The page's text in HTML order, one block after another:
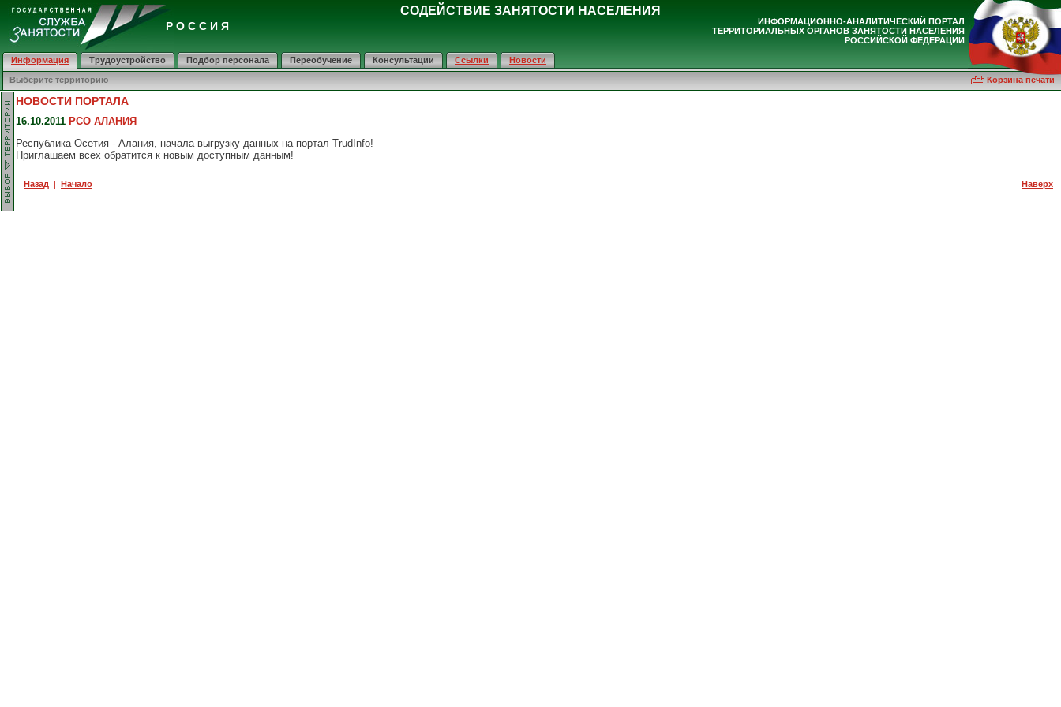
Информация Трудоустройство Подбор персонала Переобучение Консультации Ссылки Новости
Выберите территорию Корзина печати
СОДЕЙСТВИЕ ЗАНЯТОСТИ НАСЕЛЕНИЯ
Р О С С И Я
ИНФОРМАЦИОННО-АНАЛИТИЧЕСКИЙ ПОРТАЛ
ТЕРРИТОРИАЛЬНЫХ ОРГАНОВ ЗАНЯТОСТИ НАСЕЛЕНИЯ
РОССИЙСКОЙ ФЕДЕРАЦИИ
НОВОСТИ ПОРТАЛА
16.10.2011 РСО АЛАНИЯ
Республика Осетия - Алания, начала выгрузку данных на портал TrudInfo!
Приглашаем всех обратится к новым доступным данным!
Назад | Начало Наверх